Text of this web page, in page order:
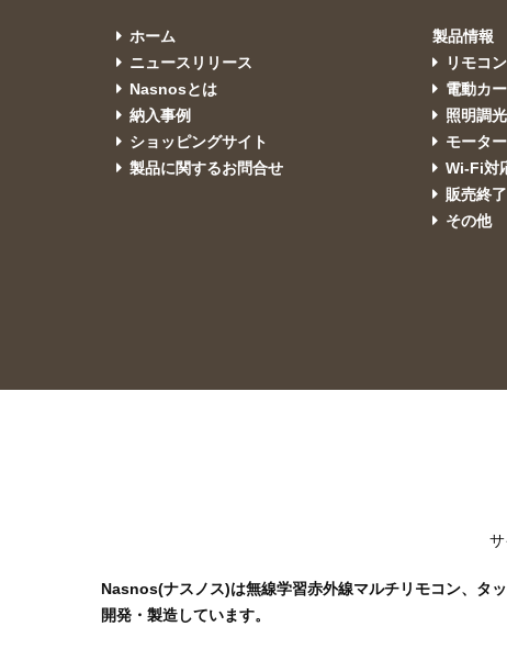
ホーム
ニュースリリース
Nasnosとは
納入事例
ショッピングサイト
製品に関するお問合せ
製品情報
リモコン
電動カ
照明調
モータ
Wi-Fi対
販売終了
その他
Nasnos(ナスノス)は無線学習赤外線マルチリモコン、タ
開発・製造しています。